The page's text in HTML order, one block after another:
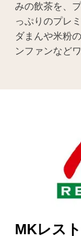
みの飲茶を、
っぷりのプレ
ダまんや米粉
ンファンなど
MKレス